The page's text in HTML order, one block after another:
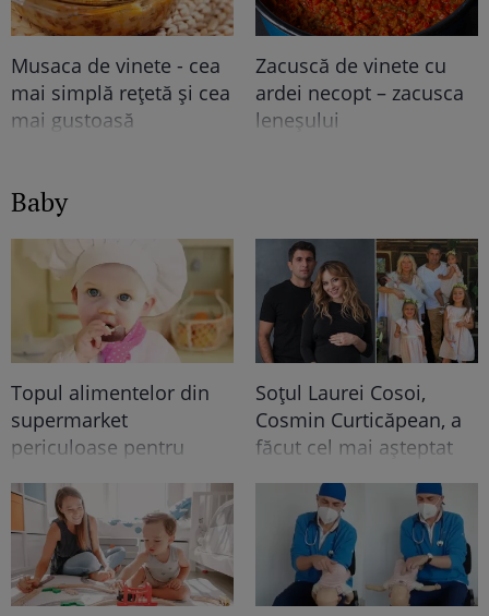
Musaca de vinete - cea
mai simplă rețetă și cea
mai gustoasă
Zacuscă de vinete cu
ardei necopt – zacusca
leneșului
Baby
Topul alimentelor din
supermarket
periculoase pentru
nutriționiștilor
Soțul Laurei Cosoi,
Cosmin Curticăpean, a
făcut cel mai așteptat
celui de-al 5-lea copil!!
După 4 fetițe urmează...
Ce frumoooos!